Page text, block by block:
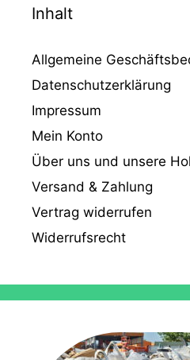
Inhalt
Allgemeine
Datenschutzerklärung
Impressum
Mein Konto
Über uns und unsere
Versand & Zahlung
Vertrag widerrufen
Widerrufsrecht